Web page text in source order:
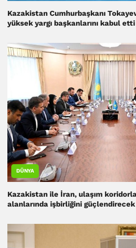
Kazakistan Cumhurbaşkanı
yüksek yargı başkanlarını kabul etti
DÜNYA
Kazakistan ile İran, ulaşım
alanlarında işbirliğini güçlendirecek